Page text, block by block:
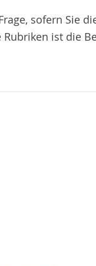
sofern Sie
Rubriken ist die